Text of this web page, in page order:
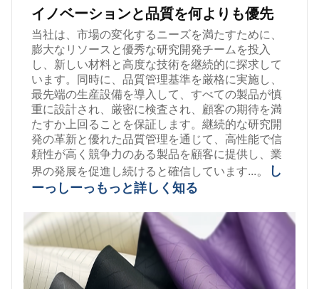
イノベーションと品質を何よりも優先
当社は、市場の変化するニーズを満たすために、
膨大なリソースと優秀な研究開発チームを投入
し、新しい材料と高度な技術を継続的に探求して
います。同時に、品質管理基準を厳格に実施し、
最先端の生産設備を導入して、すべての製品が慎
重に設計され、厳密に検査され、顧客の期待を満
たすか上回ることを保証します。継続的な研究開
発の革新と優れた品質管理を通じて、高性能で信
頼性が高く競争力のある製品を顧客に提供し、業
界の発展を促進し続けると確信しています...。
し
ーっしーっ もっと詳しく知る